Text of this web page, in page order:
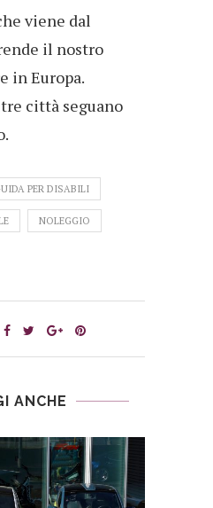
viene dal
il nostro
in Europa.
città seguano
PER DISABILI
NOLEGGIO
ANCHE